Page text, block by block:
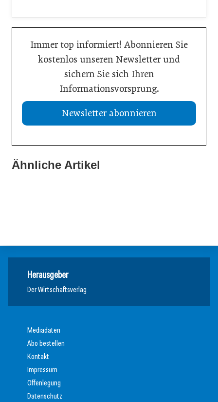
Immer top informiert! Abonnieren Sie
kostenlos unseren Newsletter und
sichern Sie sich Ihren
Informationsvorsprung.
Newsletter abonnieren
Ähnliche Artikel
21. Juli 2026
Herausgeber
Der Wirtschaftsverlag
Mediadaten
Abo bestellen
Kontakt
Impressum
Offenlegung
Datenschutz